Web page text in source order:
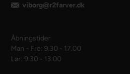
viborg@r2farver.dk
Åbningstider
Man - Fre: 9.30 - 17.00
Lør: 9.30 - 13.00